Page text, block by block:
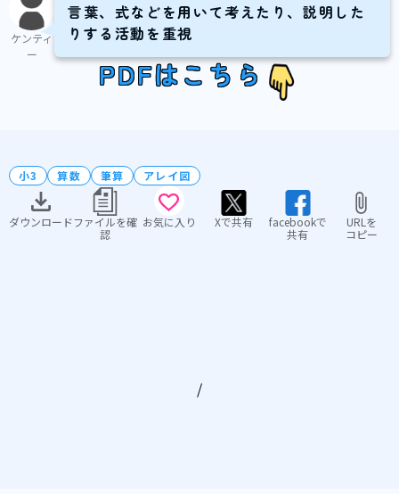
ケンティ
ー
言葉、式などを用いて考えたり、説明した
りする活動を重視
PDFはこちら
小3 算数 筆算 アレイ図
ダウンロードファイルを確
認
お気に入り Xで共有
facebookで
共有
URLを
コピー
/